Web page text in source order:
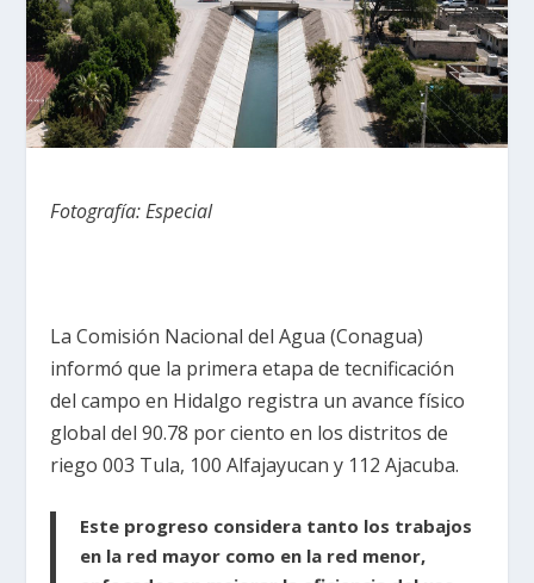
Fotografía: Especial
La Comisión Nacional del Agua (Conagua)
informó que la primera etapa de tecnificación
del campo en Hidalgo registra un avance físico
global del 90.78 por ciento en los distritos de
riego 003 Tula, 100 Alfajayucan y 112 Ajacuba.
Este progreso considera tanto los trabajos
en la red mayor como en la red menor,